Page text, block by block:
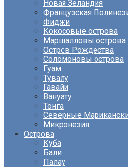
Новая Зеландия
Французская
Фиджи
Кокосовые острова
Маршалловы острова
Остров Рождества
Соломоновы острова
Гуам
Тувалу
Гавайи
Вануату
Тонга
Северные
Микронезия
Острова
Куба
Бали
Палау